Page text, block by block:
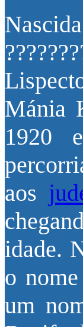
Mánia
1920
aos
idade.
o
um